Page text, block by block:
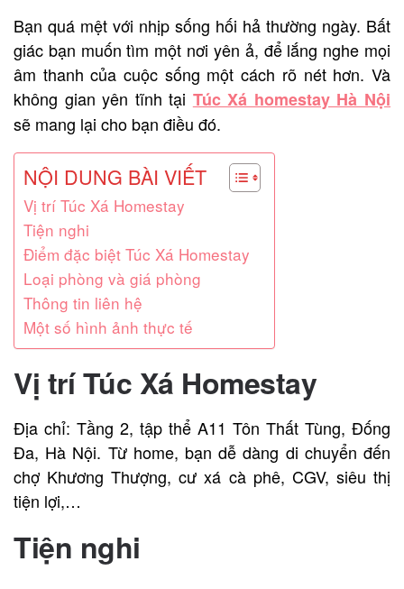
Bạn quá mệt với nhịp sống hối hả thường ngày. Bất
giác bạn muốn tìm một nơi yên ả, để lắng nghe mọi
âm thanh của cuộc sống một cách rõ nét hơn. Và
không gian yên tĩnh tại Túc Xá homestay Hà Nội
sẽ mang lại cho bạn điều đó.
NỘI DUNG BÀI VIẾT
Vị trí Túc Xá Homestay
Tiện nghi
Điểm đặc biệt Túc Xá Homestay
Loại phòng và giá phòng
Thông tin liên hệ
Một số hình ảnh thực tế
Vị trí Túc Xá Homestay
Địa chỉ: Tầng 2, tập thể A11 Tôn Thất Tùng, Đống
Đa, Hà Nội. Từ home, bạn dễ dàng di chuyển đến
chợ Khương Thượng, cư xá cà phê, CGV, siêu thị
tiện lợi,…
Tiện nghi